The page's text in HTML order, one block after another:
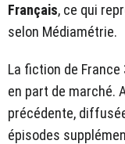
Français, ce qui
selon Médiamétrie.
La fiction de
en part de marché.
précédente,
épisodes